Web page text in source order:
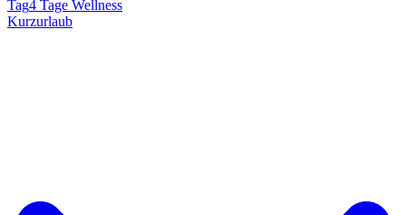
Tag4 Tage Wellness
Kurzurlaub